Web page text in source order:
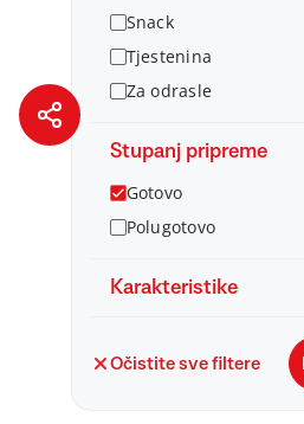
Snack
Tjestenina
Za odrasle
Stupanj pripreme
Gotovo
Polugotovo
Karakteristike
Očistite sve filtere